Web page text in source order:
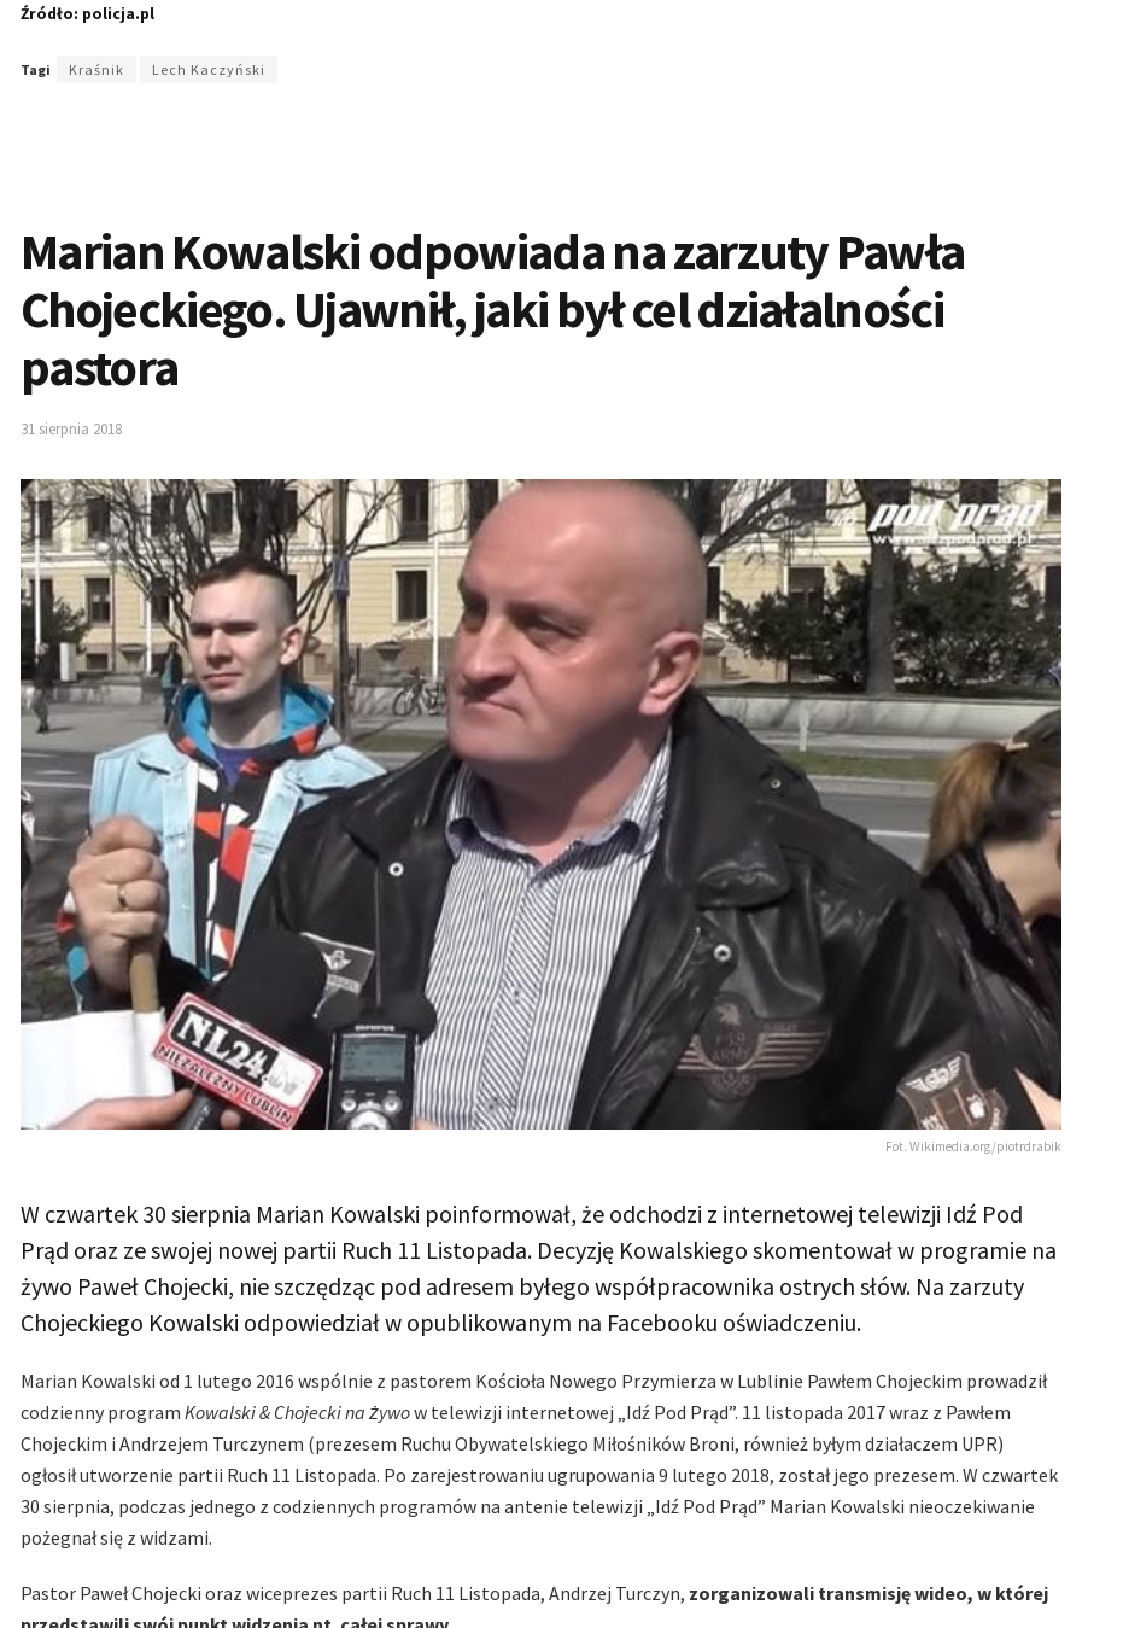
Źródło: policja.pl
Tagi Kraśnik Lech Kaczyński
Marian Kowalski odpowiada na zarzuty Pawła
Chojeckiego. Ujawnił, jaki był cel działalności
pastora
31 sierpnia 2018
Fot. Wikimedia.org/piotrdrabik
W czwartek 30 sierpnia Marian Kowalski poinformował, że odchodzi z internetowej telewizji Idź Pod
Prąd oraz ze swojej nowej partii Ruch 11 Listopada. Decyzję Kowalskiego skomentował w programie na
żywo Paweł Chojecki, nie szczędząc pod adresem byłego współpracownika ostrych słów. Na zarzuty
Chojeckiego Kowalski odpowiedział w opublikowanym na Facebooku oświadczeniu.
Marian Kowalski od 1 lutego 2016 wspólnie z pastorem Kościoła Nowego Przymierza w Lublinie Pawłem Chojeckim prowadził
codzienny program Kowalski & Chojecki na żywow telewizji internetowej „Idź Pod Prąd”. 11 listopada 2017 wraz z Pawłem
Chojeckim i Andrzejem Turczynem (prezesem Ruchu Obywatelskiego Miłośników Broni, również byłym działaczem UPR)
ogłosił utworzenie partii Ruch 11 Listopada. Po zarejestrowaniu ugrupowania 9 lutego 2018, został jego prezesem. W czwartek
30 sierpnia, podczas jednego z codziennych programów na antenie telewizji „Idź Pod Prąd” Marian Kowalski nieoczekiwanie
pożegnał się z widzami.
Pastor Paweł Chojecki oraz wiceprezes partii Ruch 11 Listopada, Andrzej Turczyn, zorganizowali transmisję wideo, w której